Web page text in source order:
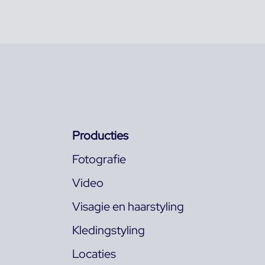
Producties
Fotografie
Video
Visagie en haarstyling
Kledingstyling
Locaties